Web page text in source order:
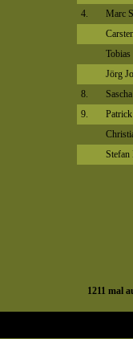
4.
Marc
Jörg
8.
9.
Stefan
1211 mal